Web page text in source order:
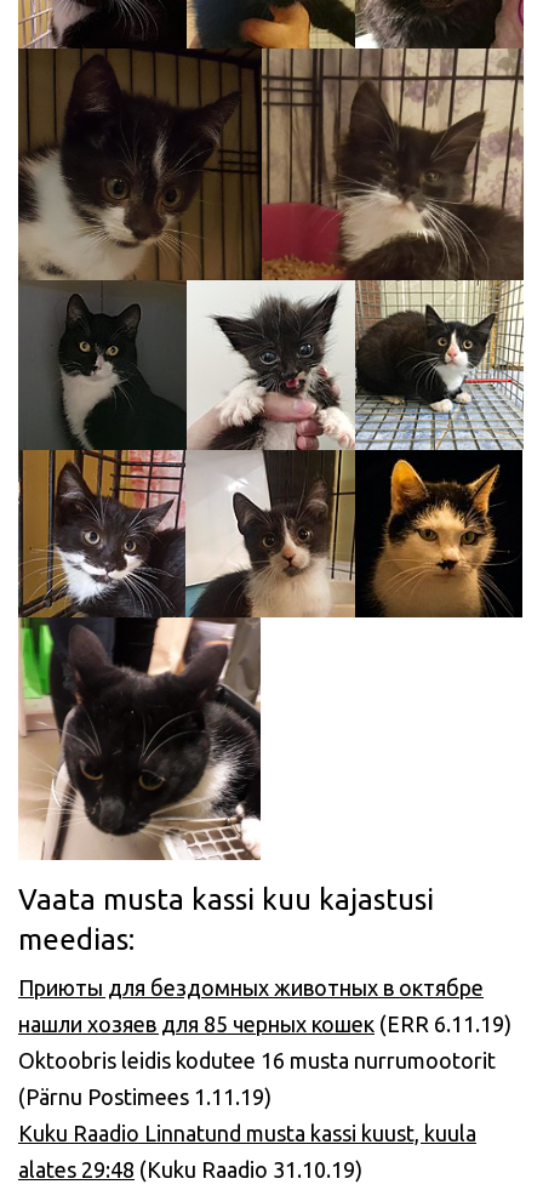
Vaata musta kassi kuu kajastusi
meedias:
Приюты для бездомных животных в октябре
нашли хозяев для 85 черных кошек (ERR 6.11.19)
Oktoobris leidis kodutee 16 musta nurrumootorit
(Pärnu Postimees 1.11.19)
Kuku Raadio Linnatund musta kassi kuust, kuula
alates 29:48 (Kuku Raadio 31.10.19)